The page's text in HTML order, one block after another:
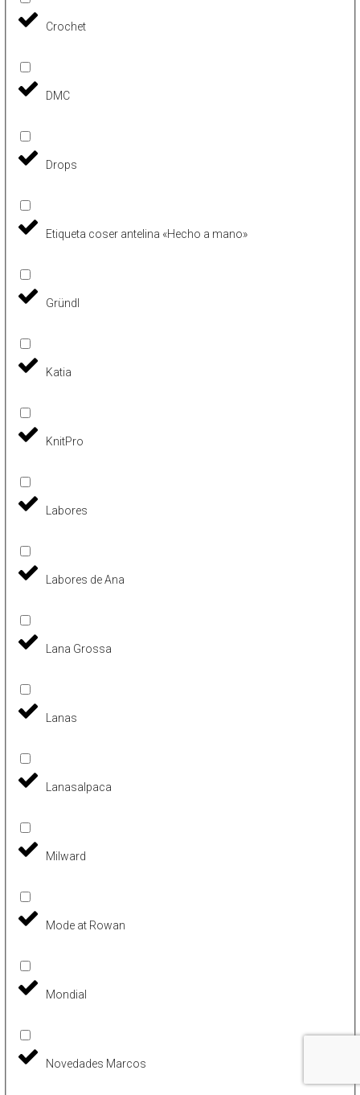
Crochet
DMC
Drops
Etiqueta coser antelina «Hecho a mano»
Gründl
Katia
KnitPro
Labores
Labores de Ana
Lana Grossa
Lanas
Lanasalpaca
Milward
Mode at Rowan
Mondial
Novedades Marcos